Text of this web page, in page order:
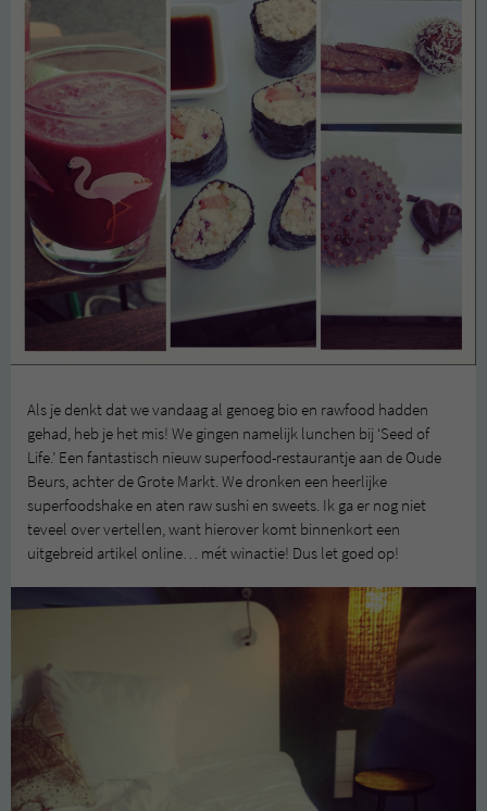
Als je denkt dat we vandaag al genoeg bio en rawfood hadden
gehad, heb je het mis! We gingen namelijk lunchen bij ‘Seed of
Life.’ Een fantastisch nieuw superfood-restaurantje aan de Oude
Beurs, achter de Grote Markt. We dronken een heerlijke
superfoodshake en aten raw sushi en sweets. Ik ga er nog niet
teveel over vertellen, want hierover komt binnenkort een
uitgebreid artikel online… mét winactie! Dus let goed op!